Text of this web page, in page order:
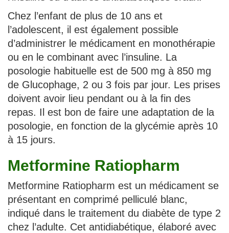
Chez l’enfant de plus de 10 ans et
l’adolescent, il est également possible
d’administrer le médicament en monothérapie
ou en le combinant avec l’insuline. La
posologie habituelle est de 500 mg à 850 mg
de Glucophage, 2 ou 3 fois par jour. Les prises
doivent avoir lieu pendant ou à la fin des
repas. Il est bon de faire une adaptation de la
posologie, en fonction de la glycémie après 10
à 15 jours.
Metformine Ratiopharm
Metformine Ratiopharm est un médicament se
présentant en comprimé pelliculé blanc,
indiqué dans le traitement du diabète de type 2
chez l’adulte. Cet antidiabétique, élaboré avec